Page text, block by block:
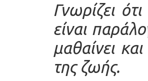
Γνωρίζει
είναι
μαθαίνει
της ζωής.